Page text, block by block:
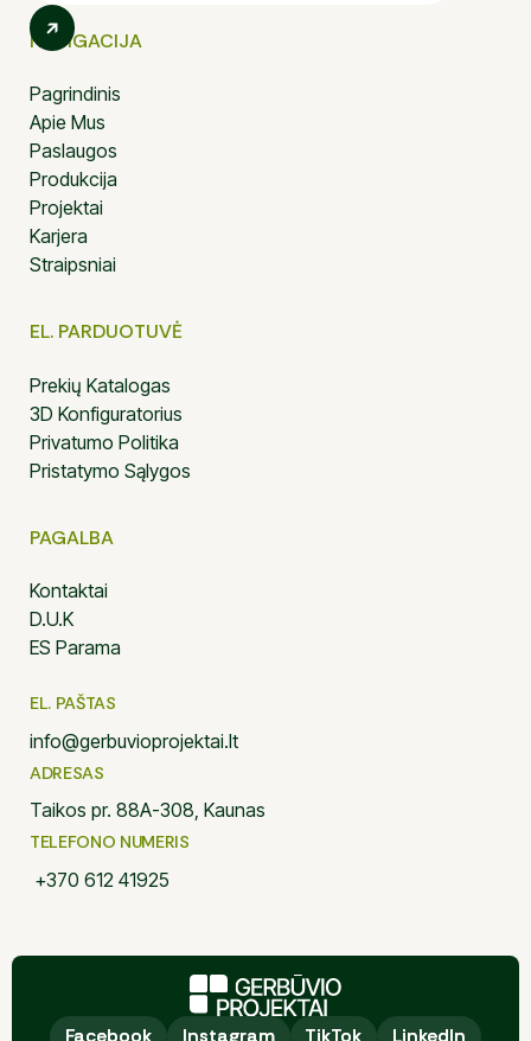
NAVIGACIJA
Pagrindinis
Apie Mus
Paslaugos
Produkcija
Projektai
Karjera
Straipsniai
EL. PARDUOTUVĖ
Prekių Katalogas
3D Konfiguratorius
Privatumo Politika
Pristatymo Sąlygos
PAGALBA
Kontaktai
D.U.K
ES Parama
EL. PAŠTAS
info@gerbuvioprojektai.lt
ADRESAS
Taikos pr. 88A-308, Kaunas
TELEFONO NUMERIS
+370 612 41925